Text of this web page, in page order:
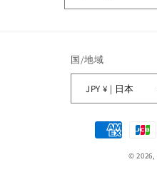
国/地域
JPY ¥ | 日本
決
済
© 2026,